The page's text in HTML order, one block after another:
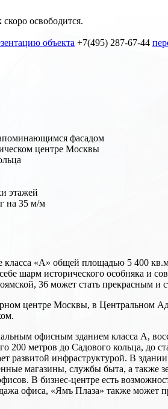
освободится.
объекта +7(495) 287-67-44
фасадом
центре Москвы
этажей
на 35 м/м
класса «А» общей площадью 5 400
шарм исторического особняка
36 может стать прекрасным и
центре Москвы, в Центральном
офисным зданием класса А,
200 метров до Садового кольца, до
развитой инфраструктурой. В
магазины, службы быта, а также
В бизнес-центре есть
офиса, «Ямъ Плаза» также может